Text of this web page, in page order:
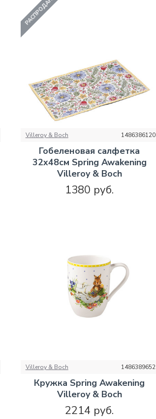
РАСПРОДАНО
Villeroy & Boch 1486386120
Гобеленовая салфетка
32x48см Spring Awakening
Villeroy & Boch
1380 руб.
Villeroy & Boch 1486389652
Кружка Spring Awakening
Villeroy & Boch
2214 руб.